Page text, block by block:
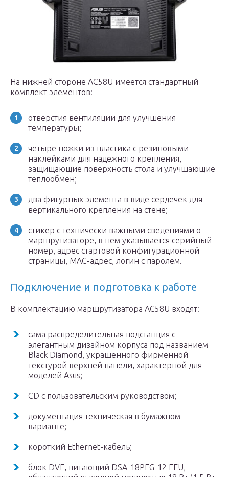
На нижней стороне AC58U имеется стандартный
комплект элементов:
отверстия вентиляции для улучшения
температуры;
четыре ножки из пластика с резиновыми
наклейками для надежного крепления,
защищающие поверхность стола и улучшающие
теплообмен;
два фигурных элемента в виде сердечек для
вертикального крепления на стене;
стикер с технически важными сведениями о
маршрутизаторе, в нем указывается серийный
номер, адрес стартовой конфигурационной
страницы, MAC-адрес, логин с паролем.
Подключение и подготовка к работе
В комплектацию маршрутизатора AC58U входят:
сама распределительная подстанция с
элегантным дизайном корпуса под названием
Black Diamond, украшенного фирменной
текстурой верхней панели, характерной для
моделей Asus;
CD с пользовательским руководством;
документация техническая в бумажном
варианте;
короткий Ethernet-кабель;
блок DVE, питающий DSA-18PFG-12 FEU,